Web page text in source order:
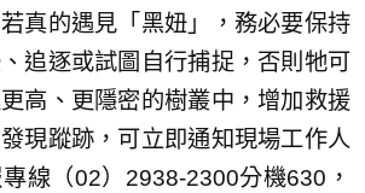
真的遇見「黑妞」，務必要保持
追逐或試圖自行捕捉，否則牠可
高、更隱密的樹叢中，增加救援
現蹤跡，可立即通知現場工作人
線（02）2938-2300分機630，